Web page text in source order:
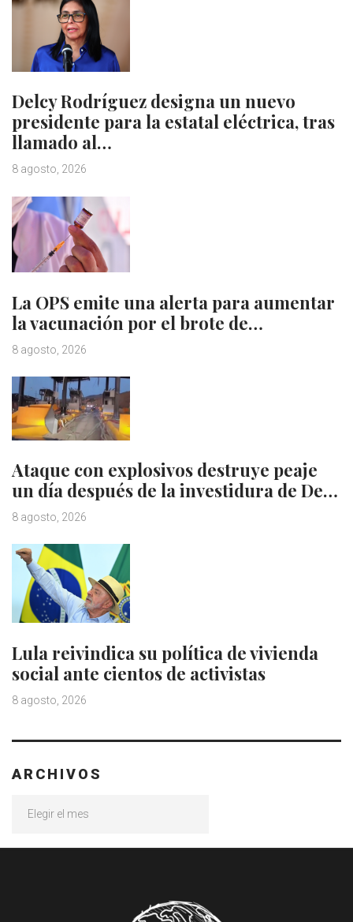
Delcy Rodríguez designa un nuevo
presidente para la estatal eléctrica, tras
llamado al…
8 agosto, 2026
La OPS emite una alerta para aumentar
la vacunación por el brote de…
8 agosto, 2026
Ataque con explosivos destruye peaje
un día después de la investidura de De…
8 agosto, 2026
Lula reivindica su política de vivienda
social ante cientos de activistas
8 agosto, 2026
ARCHIVOS